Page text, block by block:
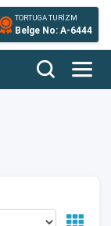
TORTUGA TURİZM
Belge No: A-6444